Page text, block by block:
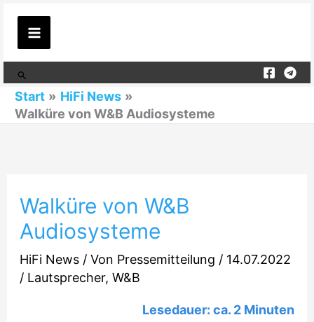
Zum
Inhalt
springen
Suchen
Start
HiFi News
Walküre von W&B Audiosysteme
Walküre von W&B
Audiosysteme
HiFi News/ Von Pressemitteilung / 14.07.2022
/ Lautsprecher, W&B
Lesedauer: ca. 2 Minuten